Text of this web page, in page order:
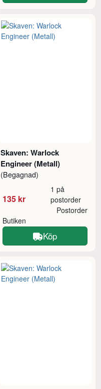
Skaven: Warlock
Engineer (Metall)
(Begagnad)
135 kr
1 på
postorder
Butiken
Postorder
Köp